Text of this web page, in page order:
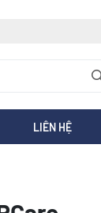
LIÊN HỆ